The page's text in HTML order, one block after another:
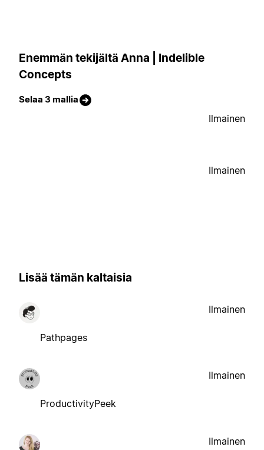
Enemmän tekijältä Anna | Indelible
Concepts
Selaa 3 mallia
Ilmainen
Ilmainen
Lisää tämän kaltaisia
Pathpages
Ilmainen
ProductivityPeek
Ilmainen
Ilmainen